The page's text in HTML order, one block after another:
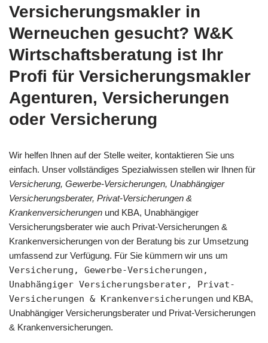
Versicherungsmakler in
Werneuchen gesucht? W&K
Wirtschaftsberatung ist Ihr
Profi für Versicherungsmakler
Agenturen, Versicherungen
oder Versicherung
Wir helfen Ihnen auf der Stelle weiter, kontaktieren Sie uns
einfach. Unser vollständiges Spezialwissen stellen wir Ihnen für
Versicherung, Gewerbe-Versicherungen, Unabhängiger
Versicherungsberater, Privat-Versicherungen &
Krankenversicherungen und KBA, Unabhängiger
Versicherungsberater wie auch Privat-Versicherungen &
Krankenversicherungen von der Beratung bis zur Umsetzung
umfassend zur Verfügung. Für Sie kümmern wir uns um
Versicherung, Gewerbe-Versicherungen,
Unabhängiger Versicherungsberater, Privat-
Versicherungen & Krankenversicherungen und KBA,
Unabhängiger Versicherungsberater und Privat-Versicherungen
& Krankenversicherungen.